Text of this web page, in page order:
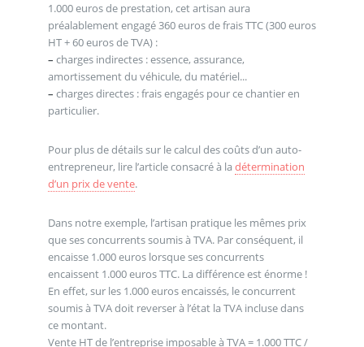
1.000 euros de prestation, cet artisan aura
préalablement engagé 360 euros de frais TTC (300 euros
HT + 60 euros de TVA) :
– charges indirectes : essence, assurance,
amortissement du véhicule, du matériel...
– charges directes : frais engagés pour ce chantier en
particulier.
Pour plus de détails sur le calcul des coûts d’un auto-
entrepreneur, lire l’article consacré à la détermination
d’un prix de vente.
Dans notre exemple, l’artisan pratique les mêmes prix
que ses concurrents soumis à TVA. Par conséquent, il
encaisse 1.000 euros lorsque ses concurrents
encaissent 1.000 euros TTC. La différence est énorme !
En effet, sur les 1.000 euros encaissés, le concurrent
soumis à TVA doit reverser à l’état la TVA incluse dans
ce montant.
Vente HT de l’entreprise imposable à TVA = 1.000 TTC /